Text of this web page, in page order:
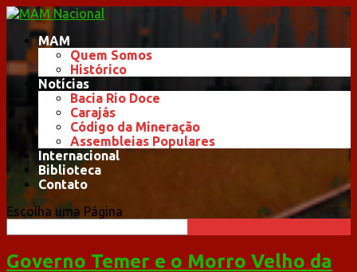
MAM
Quem Somos
Histórico
Notícias
Bacia Rio Doce
Carajás
Código da Mineração
Assembleias Populares
Internacional
Biblioteca
Contato
Escolha uma Página
Governo Temer e o Morro Velho da